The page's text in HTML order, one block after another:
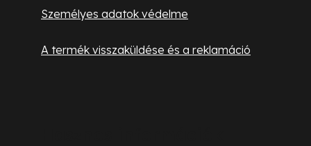
Személyes adatok védelme
A termék visszaküldése és a reklamáció